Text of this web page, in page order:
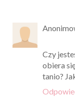
Czy
obiera
tanio?